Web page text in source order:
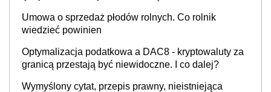
Umowa o sprzedaż płodów rolnych. Co rolnik
wiedzieć powinien
Optymalizacja podatkowa a DAC8 - kryptowaluty za
granicą przestają być niewidoczne. I co dalej?
Wymyślony cytat, przepis prawny, nieistniejąca